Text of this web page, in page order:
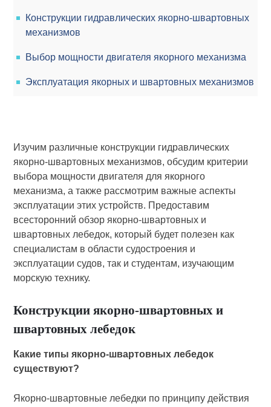
Конструкции гидравлических якорно-швартовных
механизмов
Выбор мощности двигателя якорного механизма
Эксплуатация якорных и швартовных механизмов
Изучим различные конструкции гидравлических
якорно-швартовных механизмов, обсудим критерии
выбора мощности двигателя для якорного
механизма, а также рассмотрим важные аспекты
эксплуатации этих устройств. Предоставим
всесторонний обзор якорно-швартовных и
швартовных лебедок, который будет полезен как
специалистам в области судостроения и
эксплуатации судов, так и студентам, изучающим
морскую технику.
Конструкции якорно-швартовных и
швартовных лебедок
Какие типы якорно-швартовных лебедок
существуют?
Якорно-швартовные лебедки по принципу действия